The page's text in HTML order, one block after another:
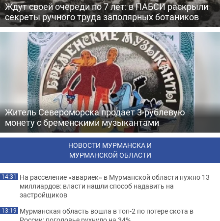
Ждут своей очереди по 7 лет: в ПАБСИ раскрыли
секреты ручного труда заполярных ботаников
Житель Североморска продает 3-рублевую
монету с бременскими музыкантами
НОВОСТИ МУРМАНСКА И
МУРМАНСКОЙ ОБЛАСТИ
14:31 На расселение «авариек» в Мурманской области нужно 13
миллиардов: власти нашли способ надавить на
застройщиков
13:19 Мурманская область вошла в топ-2 по потере скота в